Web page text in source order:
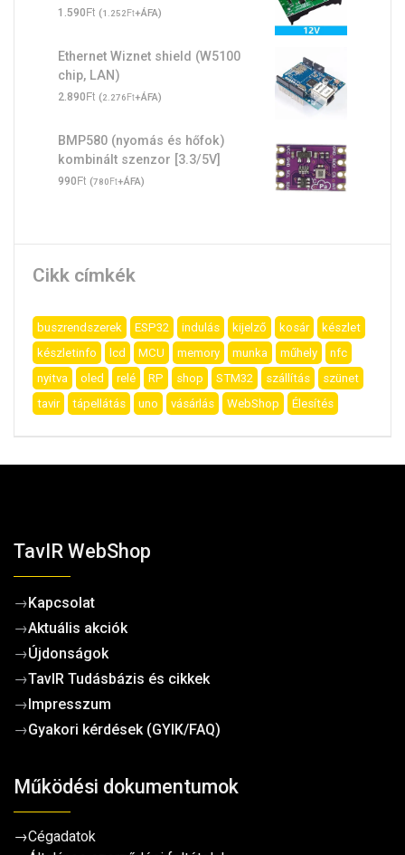
1.590Ft (1.252Ft+ÁFA)
Ethernet Wiznet shield (W5100
chip, LAN)
2.890Ft (2.276Ft+ÁFA)
BMP580 (nyomás és hőfok)
kombinált szenzor [3.3/5V]
990Ft (780Ft+ÁFA)
Cikk címkék
buszrendszerek ESP32 indulás kijelző kosár
készlet
készletinfo
lcd MCU memory munka műhely
nfc
nyitva
oled relé RP shop STM32 szállítás
szünet
tavir
tápellátás uno vásárlás WebShop Élesítés
TavIR WebShop
→Kapcsolat
→Aktuális akciók
→Újdonságok
→TavIR Tudásbázis és cikkek
→ Impresszum
→Gyakori kérdések (GYIK/FAQ)
Működési dokumentumok
→Cégadatok